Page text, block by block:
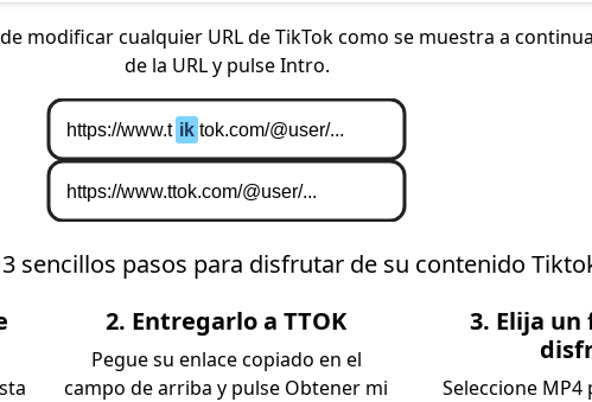
modificar cualquier URL de TikTok como se muestra a
de la URL y pulse Intro.
sencillos pasos para disfrutar de su contenido
2. Entregarlo a TTOK
Pegue su enlace copiado en el
campo de arriba y pulse Obtener mi
3. Elija
Seleccione MP4